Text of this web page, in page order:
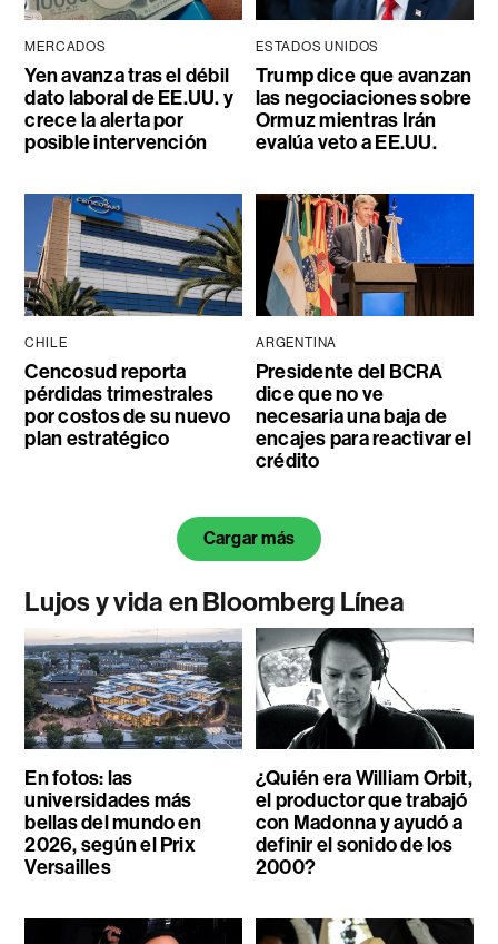
MERCADOS
Yen avanza tras el débil
dato laboral de EE.UU. y
crece la alerta por
posible intervención
ESTADOS UNIDOS
Trump dice que avanzan
las negociaciones sobre
Ormuz mientras Irán
evalúa veto a EE.UU.
CHILE
Cencosud reporta
pérdidas trimestrales
por costos de su nuevo
plan estratégico
ARGENTINA
Presidente del BCRA
dice que no ve
necesaria una baja de
encajes para reactivar el
crédito
Cargar más
Lujos y vida en Bloomberg Línea
En fotos: las
universidades más
bellas del mundo en
2026, según el Prix
Versailles
¿Quién era William Orbit,
el productor que trabajó
con Madonna y ayudó a
definir el sonido de los
2000?